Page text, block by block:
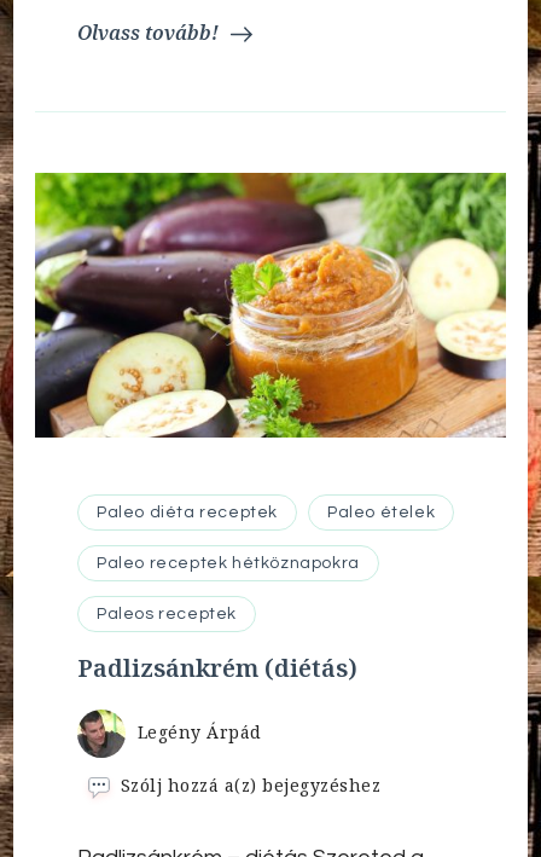
Olvass tovább!
Paleo diéta receptek Paleo ételek
Paleo receptek hétköznapokra
Paleos receptek
Padlizsánkrém (diétás)
Legény Árpád
Szólj hozzá a(z)Padlizsánkrém
bejegyzéshez